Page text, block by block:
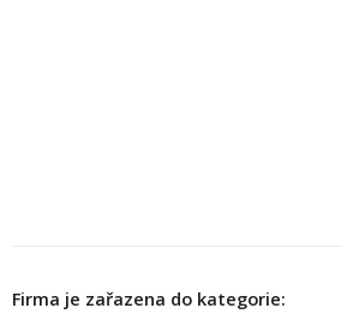
Firma je zařazena do kategorie: